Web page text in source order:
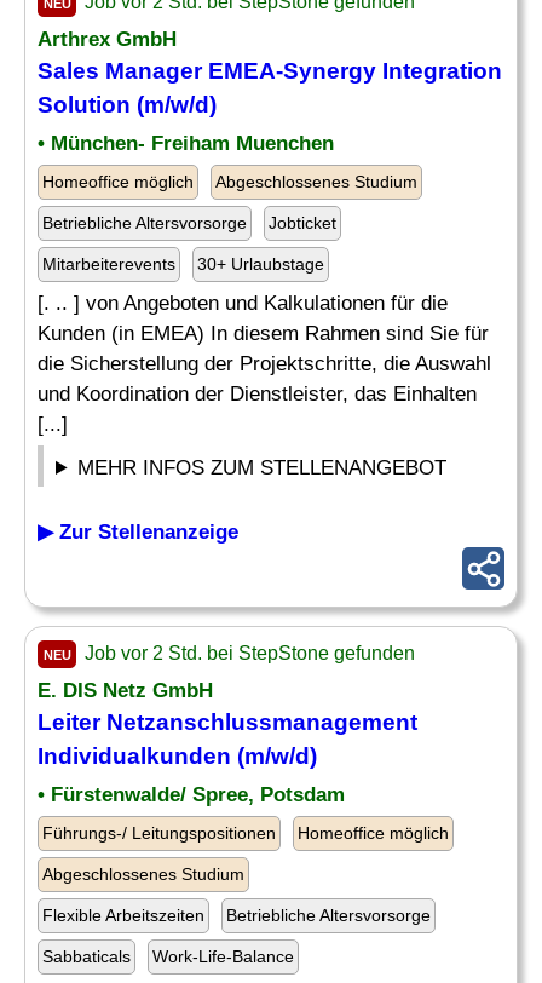
NEU
Arthrex GmbH
Sales Manager EMEA-Synergy Integration
Solution (m/w/d)
• München- Freiham Muenchen
Homeoffice möglich Abgeschlossenes Studium
Betriebliche Altersvorsorge Jobticket
Mitarbeiterevents 30+ Urlaubstage
[. .. ] von Angeboten und Kalkulationen für die
Kunden (in EMEA) In diesem Rahmen sind Sie für
die Sicherstellung der Projektschritte, die Auswahl
und Koordination der Dienstleister, das Einhalten
[...]
MEHR INFOS ZUM STELLENANGEBOT
▶ Zur Stellenanzeige
NEU Job vor 2 Std. bei StepStone gefunden
E. DIS Netz GmbH
Leiter Netzanschlussmanagement
Individualkunden (m/w/d)
• Fürstenwalde/ Spree, Potsdam
Führungs-/ Leitungspositionen Homeoffice möglich
Abgeschlossenes Studium
Flexible Arbeitszeiten Betriebliche Altersvorsorge
Sabbaticals Work-Life-Balance